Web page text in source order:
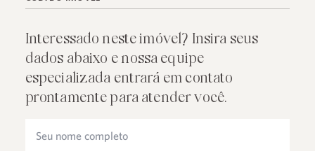
Interessado neste imóvel? Insira seus
dados abaixo e nossa equipe
especializada entrará em contato
prontamente para atender você.